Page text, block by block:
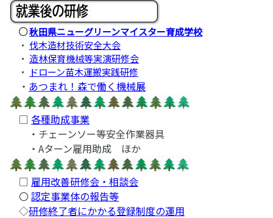
○秋田県ニューグリーンマイスター育成学校
・ 伐木造材技術安全大会
・ 造林保育機械等実演研修会
・
ドローン苗木運搬実践研修
・ あつまれ！森で働く機械展
□ 各種助成事業
・チェーンソー等安全作業器具
・Aターン雇用助成 ほか
□ 雇用改善研修会・相談会
〇 認定事業体の報告等
◇研修終了者にかかる登録制度の運用